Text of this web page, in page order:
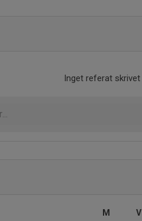
Inget referat skrivet
M V